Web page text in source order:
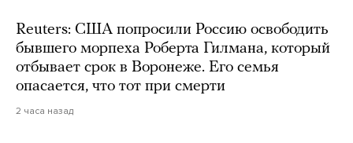
Reuters: США попросили Россию освободить
бывшего морпеха Роберта Гилмана, который
отбывает срок в Воронеже. Его семья
опасается, что тот при смерти
2 часа назад